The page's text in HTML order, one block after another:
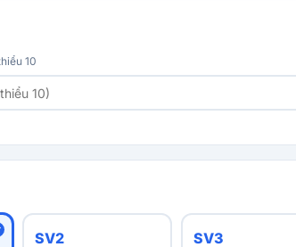
10
SV2 SV3